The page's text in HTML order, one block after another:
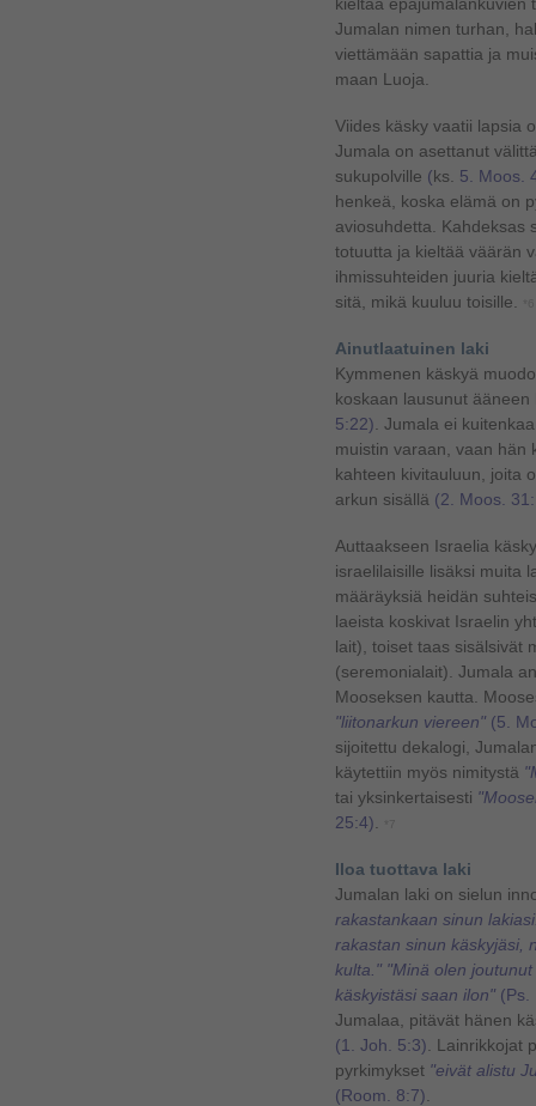
Jumalan nimen turhan,
viettämään sapattia ja
maan Luoja.
Viides käsky vaatii lapsia
Jumala on asettanut
sukupolville (ks.
5. Moos.
henkeä, koska elämä on
aviosuhdetta. Kahdeksas
totuutta ja kieltää väärän
ihmissuhteiden juuria
sitä, mikä kuuluu toisille.
Ainutlaatuinen laki
Kymmenen käskyä
koskaan lausunut
5:22) . Jumala ei
muistin varaan, vaan hän
kahteen kivitauluun, joita
arkun sisällä (2. Moos.
Auttaakseen Israelia
israelilaisille lisäksi muita
määräyksiä heidän
laeista koskivat Israelin
lait), toiset taas sisälsivät
(seremonialait). Jumala
Mooseksen kautta.
"liitonarkun viereen" (5.
sijoitettu dekalogi,
käytettiin myös nimitystä
tai yksinkertaisesti
25:4)
Iloa tuottava laki
Jumalan laki on sielun
rakastankaan sinun
rakastan sinun käskyjäsi,
kulta." "Minä olen
käskyistäsi saan ilon" (Ps.
Jumalaa, pitävät hänen
(1. Joh. 5:3) . Lainrikkojat
pyrkimykset "eivät alistu
(Room. 8:7)